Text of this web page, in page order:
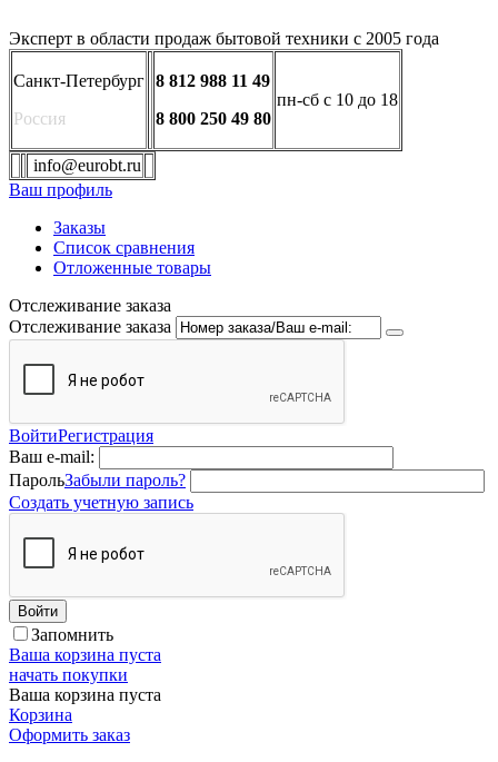
Эксперт в области продаж бытовой техники с 2005 года
Санкт-Петербург
Россия
8 812 988 11 49
8 800 250 49 80
пн-сб с 10 до 18
info@eurobt.ru
Ваш профиль
Заказы
Список сравнения
Отложенные товары
Отслеживание заказа
Отслеживание заказа
ВойтиРегистрация
Ваш e-mail:
ПарольЗабыли пароль?
Создать учетную запись
Войти
Запомнить
Ваша корзина пуста
начать покупки
Ваша корзина пуста
Корзина
Оформить заказ